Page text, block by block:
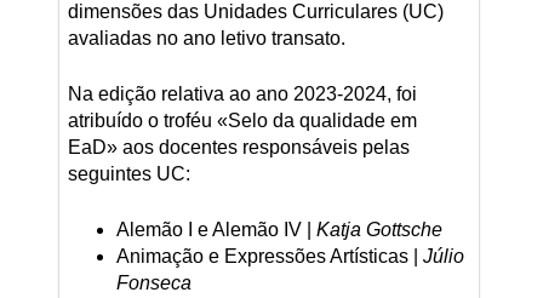
dimensões das Unidades Curriculares (UC)
avaliadas no ano letivo transato.
Na edição relativa ao ano 2023-2024, foi
atribuído o troféu «Selo da qualidade em
EaD» aos docentes responsáveis pelas
seguintes UC:
Alemão I e Alemão IV | Katja Gottsche
Animação e Expressões Artísticas | Júlio
Fonseca